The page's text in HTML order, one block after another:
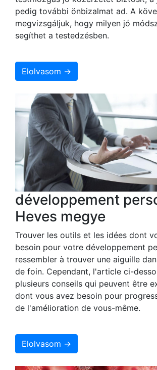
pedig további önbizalmat ad. A
megvizsgáljuk, hogy milyen jó
segíthet a testedzésben.
Elolvasom →
développement
Heves megye
Trouver les outils et les idées dont
besoin pour votre développement
ressembler à trouver une aiguille
de foin. Cependant, l'article ci-
plusieurs conseils qui peuvent être
dont vous avez besoin pour
de l'amélioration de vous-même.
Elolvasom →